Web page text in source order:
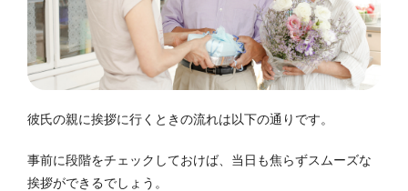
彼氏の親に挨拶に行くときの流れは以下の通りです。
事前に段階をチェックしておけば、当日も焦らずスムーズな
挨拶ができるでしょう。